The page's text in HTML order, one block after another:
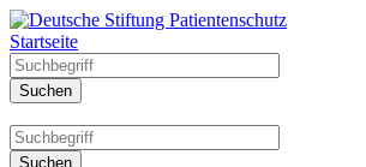
Startseite